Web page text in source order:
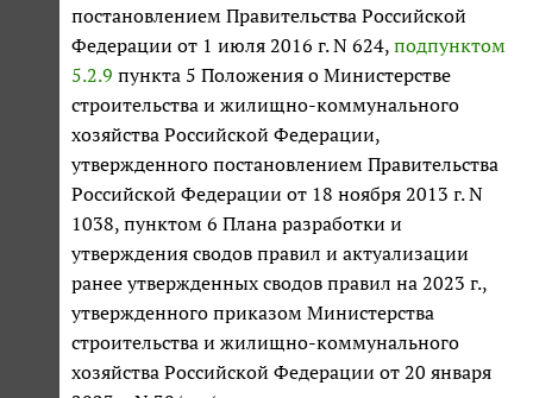
постановлением Правительства Российской
Федерации от 1 июля 2016 г. N 624, подпунктом
5.2.9 пункта 5 Положения о Министерстве
строительства и жилищно-коммунального
хозяйства Российской Федерации,
утвержденного постановлением Правительства
Российской Федерации от 18 ноября 2013 г. N
1038, пунктом 6 Плана разработки и
утверждения сводов правил и актуализации
ранее утвержденных сводов правил на 2023 г.,
утвержденного приказом Министерства
строительства и жилищно-коммунального
хозяйства Российской Федерации от 20 января